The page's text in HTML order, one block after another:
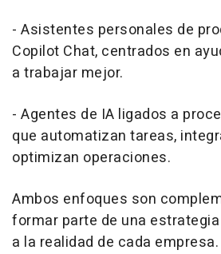
- Asistentes personales de
Copilot Chat, centrados en
a trabajar mejor.
- Agentes de IA ligados a
que automatizan tareas,
optimizan operaciones.
Ambos enfoques son
formar parte de una
a la realidad de cada empresa.